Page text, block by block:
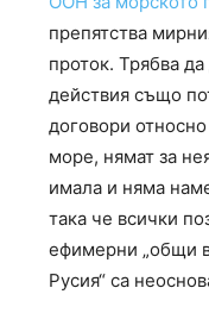
препятства
проток. Трябва
действия също
договори
море, нямат за
имала и няма
така че всички
ефимерни „общи
Русия“ са